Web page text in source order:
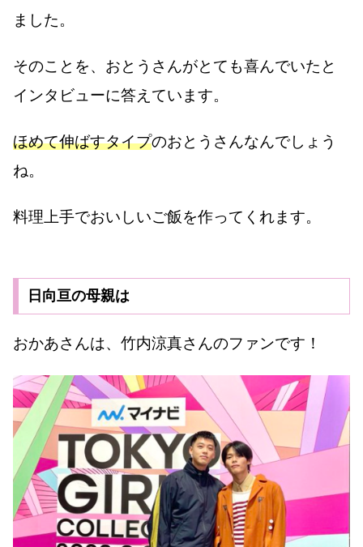
ました。
そのことを、おとうさんがとても喜んでいたと
インタビューに答えています。
ほめて伸ばすタイプのおとうさんなんでしょう
ね。
料理上手でおいしいご飯を作ってくれます。
日向亘の母親は
おかあさんは、竹内涼真さんのファンです！